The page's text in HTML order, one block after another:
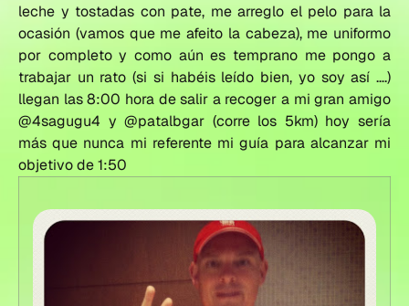
leche y tostadas con pate, me arreglo el pelo para la
ocasión (vamos que me afeito la cabeza), me uniformo
por completo y como aún es temprano me pongo a
trabajar un rato (si si habéis leído bien, yo soy así ….)
llegan las 8:00 hora de salir a recoger a mi gran amigo
@4sagugu4 y @patalbgar (corre los 5km) hoy sería
más que nunca mi referente mi guía para alcanzar mi
objetivo de 1:50